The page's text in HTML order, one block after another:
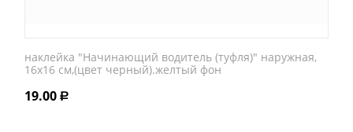
наклейка "Начинающий водитель (туфля)" наружная,
16х16 см,(цвет черный).желтый фон
19.00 Р